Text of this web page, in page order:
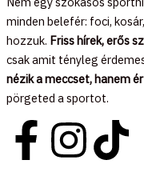
minden belefér: foci,
hozzuk. Friss hírek, erős
csak amit tényleg
nézik a meccset, hanem
pörgeted a sportot.
F I T